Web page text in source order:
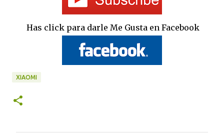
Has click para darle Me Gusta en Facebook
XIAOMI